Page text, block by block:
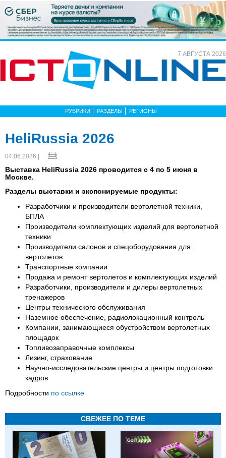
7 АВГУСТА 2026
РУБРИКИ РАЗДЕЛЫ РЕГИОНЫ
HeliRussia 2026
04.06.2026 |
Выставка HeliRussia 2026 проводится c 4 по 5 июня в
Москве.
Разделы выставки и экспонируемые продукты:
Разработчики и производители вертолетной техники,
БПЛА
Производители комплектующих изделий для вертолетной
техники
Производители салонов и спецоборудования для
вертолетов
Транспортные компании
Продажа и ремонт вертолетов и комплектующих изделий
Разработчики, производители и дилеры вертолетных
тренажеров
Центры технического обслуживания
Наземное обеспечение, радиолокационный контроль
Компании, занимающиеся обустройством вертолетных
площадок
Топливозаправочные комплексы
Лизинг, страхование
Научно-исследовательские центры и центры подготовки
кадров
Подробности по ссылке
СВЕЖЕЕ ПО ТЕМЕ